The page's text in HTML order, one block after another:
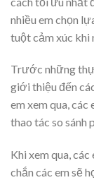
nhiều em chọn
tuột cảm xúc khi
Trước những
giới thiệu đến
em xem qua,
thao tác so sánh
Khi xem qua,
chắn các em sẽ